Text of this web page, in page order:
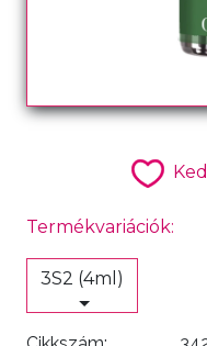
Termékvariációk:
3S2 (4ml)